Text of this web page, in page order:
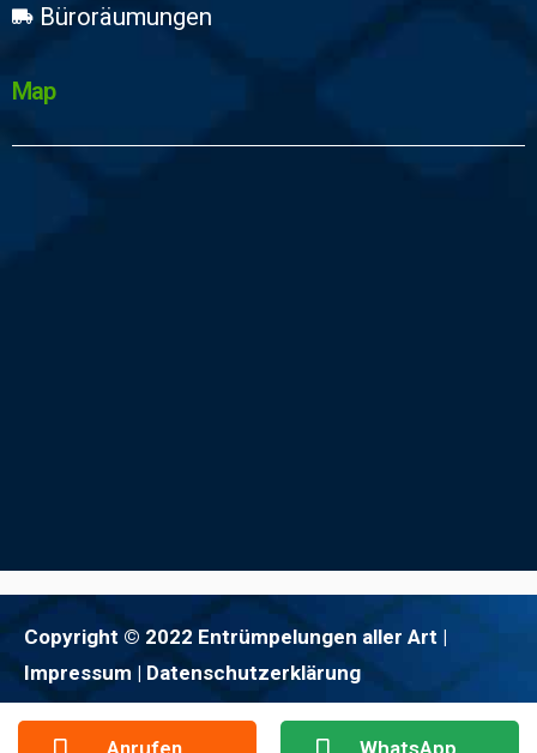
Büroräumungen
Map
Copyright © 2022 Entrümpelungen aller Art |
Impressum | Datenschutzerklärung
Anrufen WhatsApp